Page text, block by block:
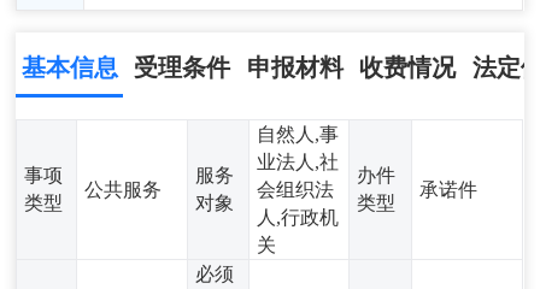
基本信息 受理条件 申报材料 收费情况 法定
事项
类型
公共服务
服务
对象
自然人,事
业法人,社
会组织法
人,行政机
关
办件
类型
承诺件
必须